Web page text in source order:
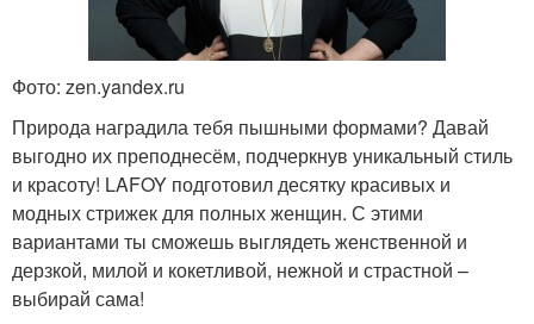
Фото: zen.yandex.ru
Природа наградила тебя пышными формами? Давай
выгодно их преподнесём, подчеркнув уникальный стиль
и красоту! LAFOY подготовил десятку красивых и
модных стрижек для полных женщин. С этими
вариантами ты сможешь выглядеть женственной и
дерзкой, милой и кокетливой, нежной и страстной –
выбирай сама!